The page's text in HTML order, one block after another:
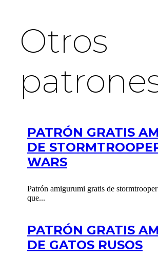
Otros
PATRÓN GRATIS
DE
WARS
Patrón amigurumi gratis de
que...
PATRÓN GRATIS
DE GATOS RUSOS